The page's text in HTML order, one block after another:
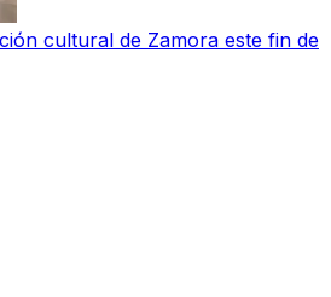
cultural de Zamora este fin de